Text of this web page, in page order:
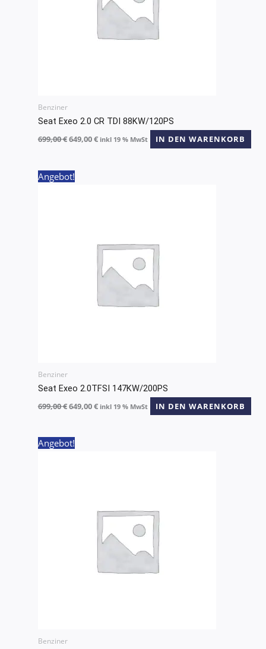
Benziner
Seat Exeo 2.0 CR TDI 88KW/120PS
699,00€649,00€ inkl 19 % MwSt IN DEN WARENKORB
Angebot!
Benziner
Seat Exeo 2.0TFSI 147KW/200PS
699,00€
Ursprünglicher
Preis
649,00€ inkl 19 % MwSt IN DEN WARENKORB
Angebot!
Benziner
Ursprünglicher
Preis